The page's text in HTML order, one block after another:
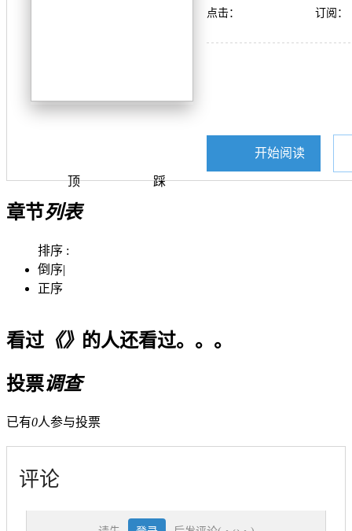
顶 踩
点击：
订阅：
开始阅读
章节列表
排序 :
倒序|
正序
看过《》 的人还看过。。。
投票调查
已有0人参与投票
评论